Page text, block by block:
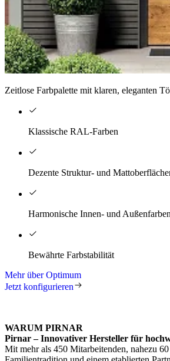
Zeitlose Farbpalette mit klaren, eleganten
Klassische RAL-Farben
Dezente Struktur- und
Harmonische Innen- und
Bewährte Farbstabilität
Mehr über Optimum
Jetzt konfigurieren
WARUM PIRNAR
Pirnar – Innovativer Hersteller für
Mit mehr als 450 Mitarbeitenden, nahezu 60